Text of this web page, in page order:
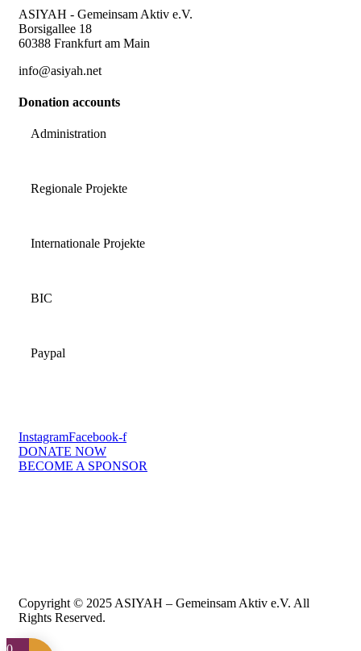
ASIYAH - Gemeinsam Aktiv e.V.
Borsigallee 18
60388 Frankfurt am Main
info@asiyah.net
Donation accounts
Administration
Regionale Projekte
Internationale Projekte
BIC
Paypal
InstagramFacebook-f
DONATE NOW
BECOME A SPONSOR
Copyright © 2025 ASIYAH – Gemeinsam Aktiv e.V. All
Rights Reserved.